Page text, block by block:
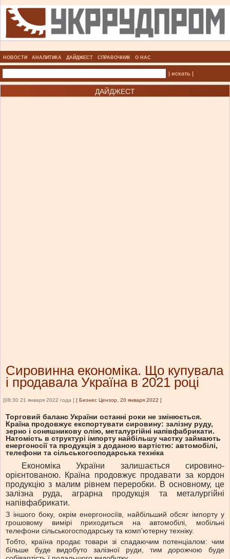
НОВОСТИ АНАЛИТИКА ДАЙДЖЕСТ СПРАВОЧНИК О НАС
| искать |
ДАЙДЖЕСТ
Сировинна економіка. Що купувала
і продавала Україна в 2021 році
[08:30 21 января 2022 года ] [ Бизнес Цензор, 20 января 2022 ]
Торговий баланс України останні роки не змінюється.
Країна продовжує експортувати сировину: залізну руду,
зерно і соняшникову олію, металургійні напівфабрикати.
Натомість в структурі імпорту найбільшу частку займають
енергоносії та продукція з доданою вартістю: автомобілі,
телефони та сільськогосподарська техніка
Економіка України залишається сировино-
орієнтованою. Країна продовжує продавати за кордон
продукцію з малим рівнем переробки. В основному, це
залізна руда, аграрна продукція та металургійні
напівфабрикати.
З іншого боку, окрім енергоносіїв, найбільший обсяг імпорту у
грошовому вимірі приходиться на автомобілі, мобільні
телефони сільськогосподарську та комп'ютерну техніку.
Тобто, країна продає товари зі спадаючим потенціалом: чим
більше буде видобуто залізної руди, тим дорожчою буде